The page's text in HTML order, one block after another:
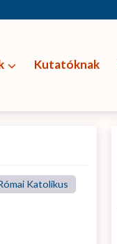
Kutatóknak
Katolikus